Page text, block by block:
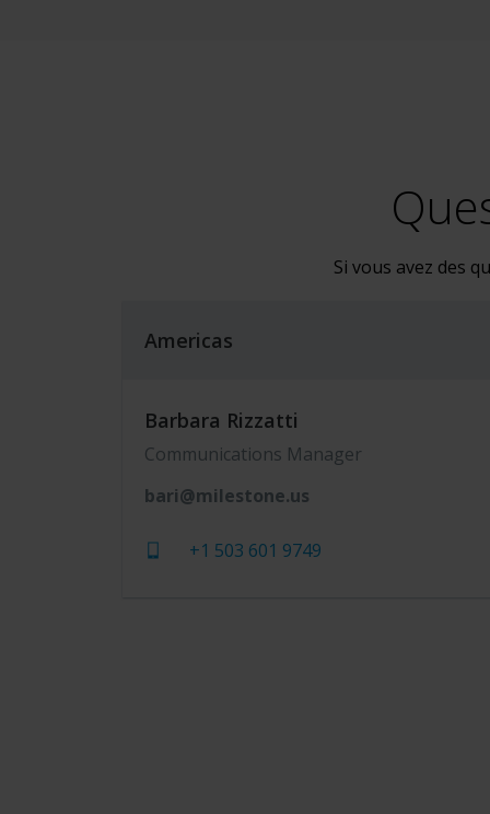
Si vous avez des
Americas
Barbara Rizzatti
Communications Manager
bari@milestone.us
+1 503 601 9749